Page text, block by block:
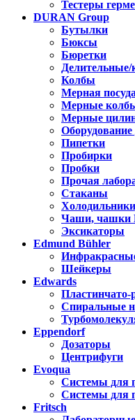
Тестеры
DURAN Group
Бутылки
Бюксы
Бюретки
Колбы
Мерная посуда
Мерные
Мерные
Пипетки
Пробирки
Пробки
Прочая
Стаканы
Чаши, чашки
Эксикаторы
Edmund Bühler
Шейкеры
Edwards
Пластинчато-
Спиральные
Eppendorf
Дозаторы
Центрифуги
Evoqua
Системы для
Системы для
Fritsch